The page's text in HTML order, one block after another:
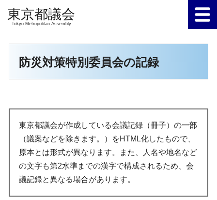
Tokyo Metropolitan Assembly
防災対策特別委員会の記録
東京都議会が作成している会議記録（冊子）の一部
（議案などを除きます。）をHTML化したもので、
原本とは形式が異なります。また、人名や地名など
の文字も第2水準までの漢字で構成されるため、会
議記録と異なる場合があります。